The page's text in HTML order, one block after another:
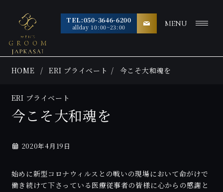
TEL:050-3646-6200
allday 10:00~23:00 MENU
HOME ERI プライベート 今こそ大和魂を
ERI プライベート
今こそ大和魂を
2020年4月19日
始めに新型コロナウィルスとの戦いの現場において命がけで
働き続けて下さっている医療従事者の皆様に心からの感謝と